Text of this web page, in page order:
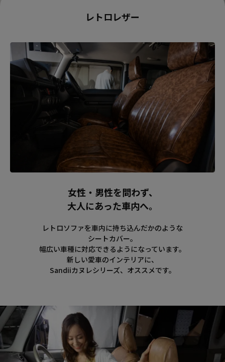
レトロレザー
女性・男性を問わず、
大人にあった車内へ。
レトロソファを車内に持ち込んだかのような
シートカバー。
幅広い車種に対応できるようになっています。
新しい愛車のインテリアに、
Sandiiカヌレシリーズ、オススメです。